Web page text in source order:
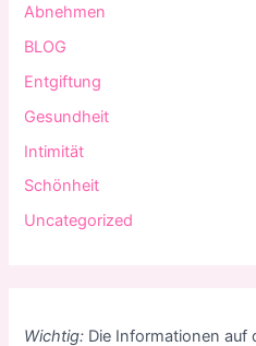
Abnehmen
BLOG
Entgiftung
Gesundheit
Intimität
Schönheit
Uncategorized
Wichtig: Die Informationen auf